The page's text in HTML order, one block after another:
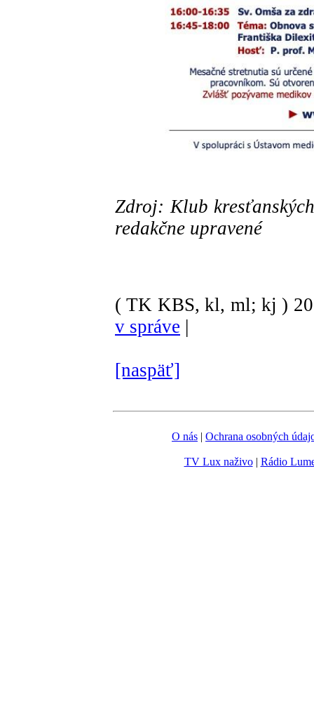
Zdroj: Klub
redakčne upravené
( TK KBS, kl, ml; kj )
v správe |
[naspäť]
O nás | Ochrana osobných
TV Lux naživo| Rádio